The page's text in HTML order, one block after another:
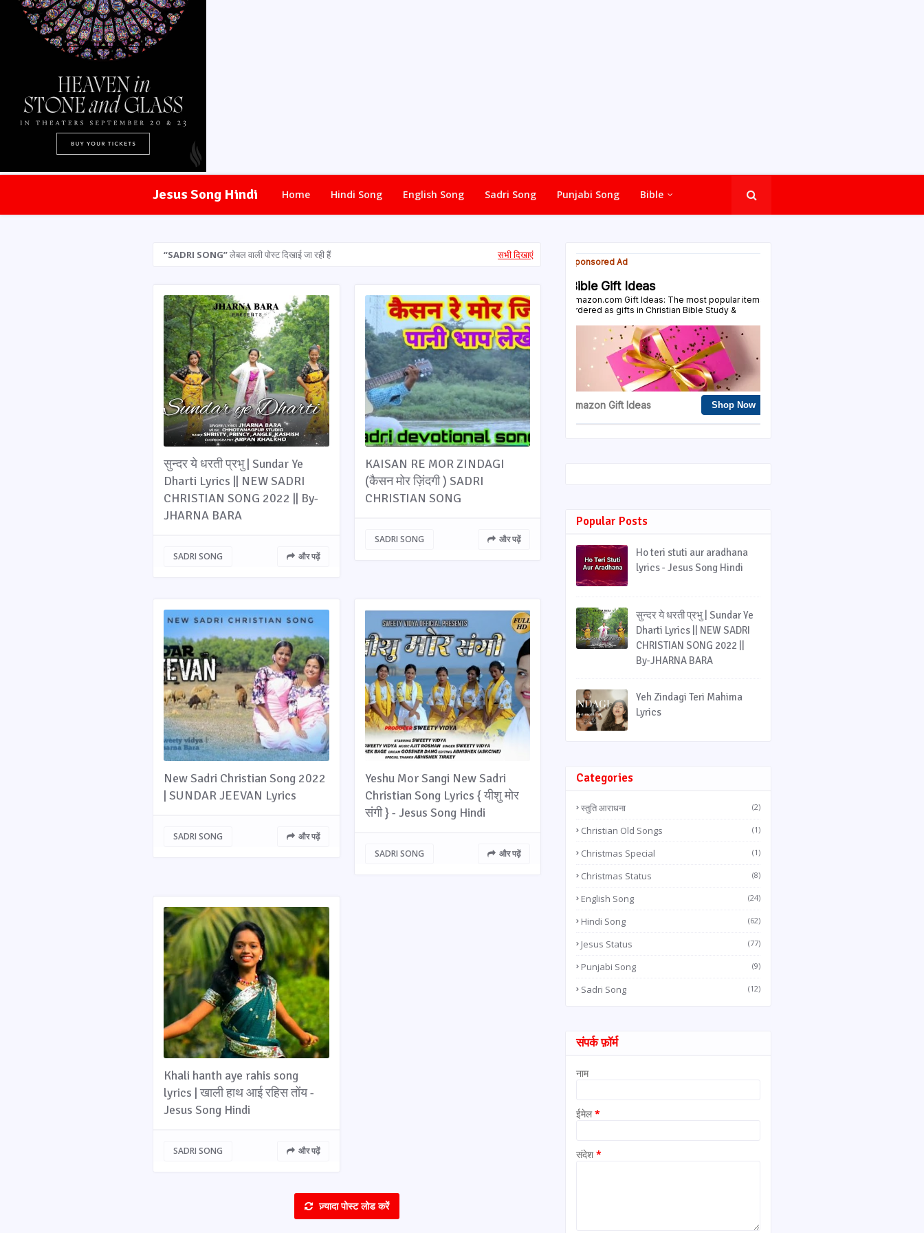
Jesus Song Hindi Home Hindi Song English Song Sadri Song Punjabi Song Bible
SADRI SONG लेबल वाली पोस्ट दिखाई जा रही हैं सभी दिखाएं
सुन्दर ये धरती प्रभु | Sundar Ye
Dharti Lyrics || NEW SADRI
CHRISTIAN SONG 2022 || By-
JHARNA BARA
SADRI SONG और पढ़ें
KAISAN RE MOR ZINDAGI
(कैसन मोर ज़िंदगी ) SADRI
CHRISTIAN SONG
SADRI SONG और पढ़ें
New Sadri Christian Song 2022
| SUNDAR JEEVAN Lyrics
SADRI SONG और पढ़ें
Yeshu Mor Sangi New Sadri
Christian Song Lyrics { यीशु मोर
संगी } - Jesus Song Hindi
SADRI SONG और पढ़ें
Khali hanth aye rahis song
lyrics | खाली हाथ आई रहिस तोंय -
Jesus Song Hindi
SADRI SONG और पढ़ें
ज़्यादा पोस्ट लोड करें
Popular Posts
Ho teri stuti aur aradhana
lyrics - Jesus Song Hindi
सुन्दर ये धरती प्रभु | Sundar Ye
Dharti Lyrics || NEW SADRI
CHRISTIAN SONG 2022 ||
By-JHARNA BARA
Yeh Zindagi Teri Mahima
Lyrics
Categories
स्तुति आराधना (2)
Christian Old Songs (1)
Christmas Special (1)
Christmas Status (8)
English Song (24)
Hindi Song (62)
Jesus Status (77)
Punjabi Song (9)
Sadri Song (12)
संपर्क फ़ॉर्म
नाम
ईमेल*
संदेश *